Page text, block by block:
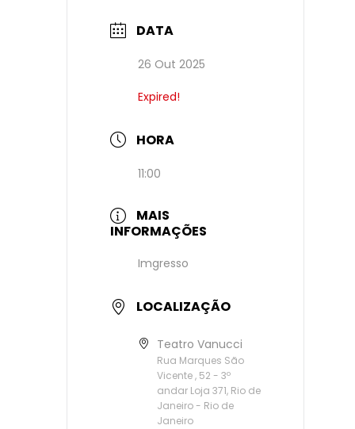
DATA
26 Out 2025
Expired!
HORA
11:00
MAIS
INFORMAÇÕES
Imgresso
LOCALIZAÇÃO
Teatro Vanucci
Rua Marques São
Vicente , 52 - 3º
andar Loja 371, Rio de
Janeiro - Rio de
Janeiro